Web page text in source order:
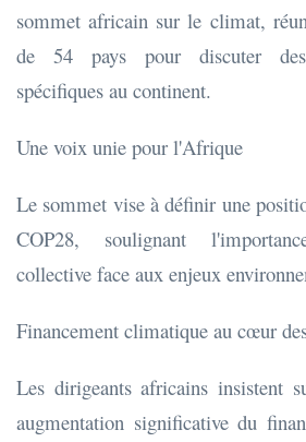
sommet africain sur le climat,
de 54 pays pour discuter
spécifiques au continent.
Une voix unie pour l'Afrique
Le sommet vise à définir une
COP28, soulignant
collective face aux enjeux
Financement climatique au cœur
Les dirigeants africains insistent
augmentation significative du